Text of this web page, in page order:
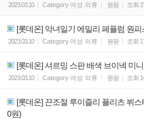
2023.03.10 Category 여성 의류 원팡 조회
[롯데온] 악녀일기 에밀리 페플럼 원피
2023.03.10 Category 여성 의류 원팡 조회
[롯데온] 셔르밍 스판 배색 브이넥 미
2023.03.10 Category 여성 의류 원팡 조회
[롯데온] 끈조절 루이즐리 플리츠 뷔
0원)